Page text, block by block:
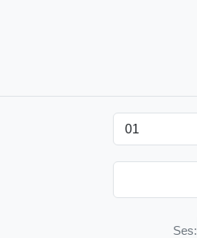
Ses: